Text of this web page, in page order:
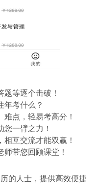
等逐个击破！
年考什么？
点，轻易考高分！
一臂之力！
互交流才能双赢！
带您回顾课堂！
的人士，提供高效便捷